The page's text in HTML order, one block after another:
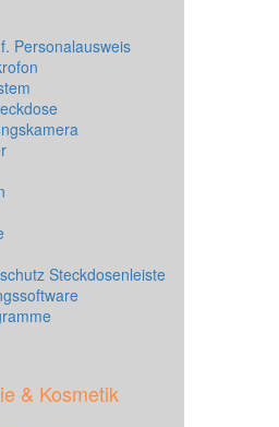
Personalausweis
Steckdosenleiste
& Kosmetik